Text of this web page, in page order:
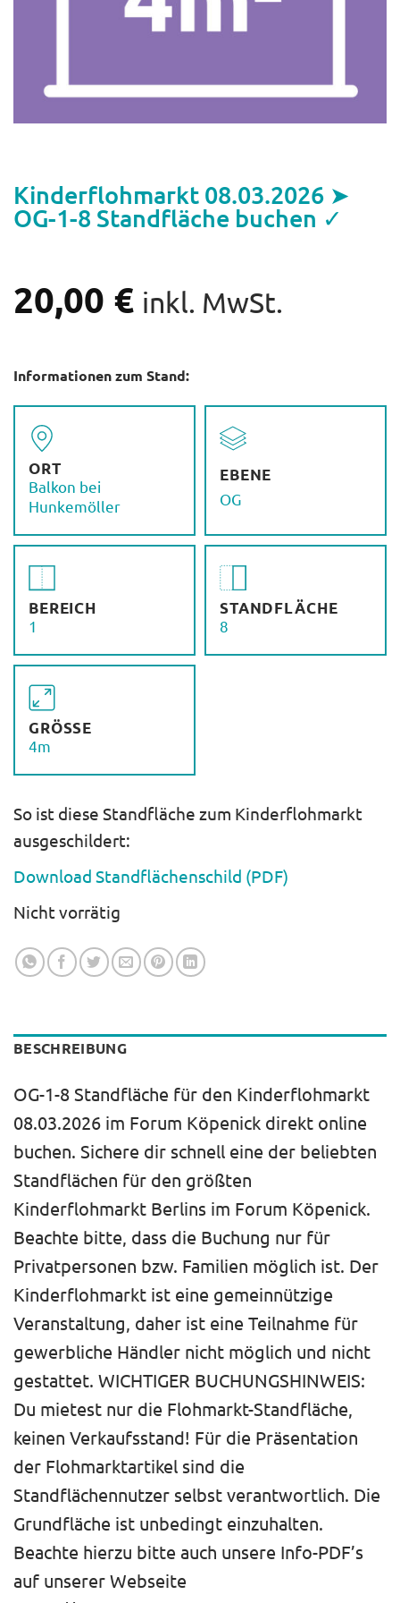
Kinderflohmarkt 08.03.2026 ➤
OG-1-8 Standfläche buchen ✓
20,00 € inkl. MwSt.
Informationen zum Stand:
ORT
Balkon bei
Hunkemöller
EBENE
OG
BEREICH
1
STANDFLÄCHE
8
GRÖSSE
4m
So ist diese Standfläche zum Kinderflohmarkt
ausgeschildert:
Download Standflächenschild (PDF)
Nicht vorrätig
BESCHREIBUNG
OG-1-8 Standfläche für den Kinderflohmarkt
08.03.2026 im Forum Köpenick direkt online
buchen. Sichere dir schnell eine der beliebten
Standflächen für den größten
Kinderflohmarkt Berlins im Forum Köpenick.
Beachte bitte, dass die Buchung nur für
Privatpersonen bzw. Familien möglich ist. Der
Kinderflohmarkt ist eine gemeinnützige
Veranstaltung, daher ist eine Teilnahme für
gewerbliche Händler nicht möglich und nicht
gestattet. WICHTIGER BUCHUNGSHINWEIS:
Du mietest nur die Flohmarkt-Standfläche,
keinen Verkaufsstand! Für die Präsentation
der Flohmarktartikel sind die
Standflächennutzer selbst verantwortlich. Die
Grundfläche ist unbedingt einzuhalten.
Beachte hierzu bitte auch unsere Info-PDF’s
auf unserer Webseite